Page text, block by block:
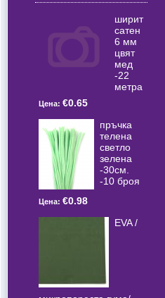
ширит
сатен
6 мм
цвят
мед
-22
метра
Цена: €0.65
пръчка
телена
светлo
зелена
-30см.
-10 броя
Цена: €0.98
EVA /